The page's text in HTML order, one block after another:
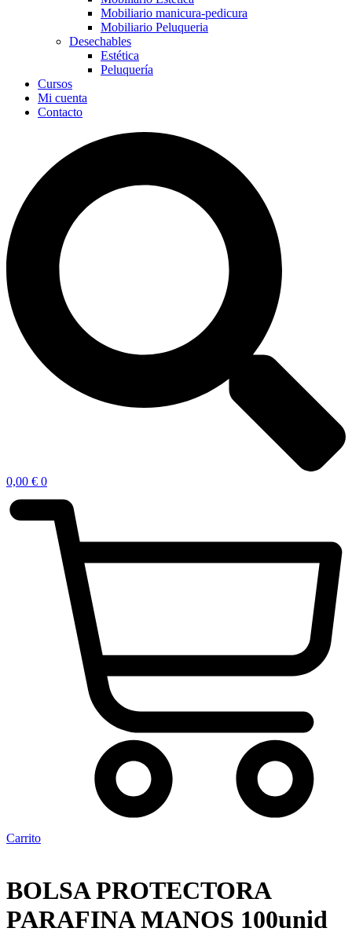
Mobiliario manicura-pedicura
Mobiliario Peluqueria
Desechables
Estética
Peluquería
Cursos
Mi cuenta
Contacto
0,00 € 0
Carrito
BOLSA PROTECTORA
PARAFINA MANOS 100unid